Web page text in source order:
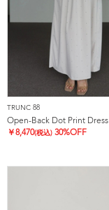
TRUNC 88
Open-Back Dot Print Dress
￥8,470(税込) 30%OFF